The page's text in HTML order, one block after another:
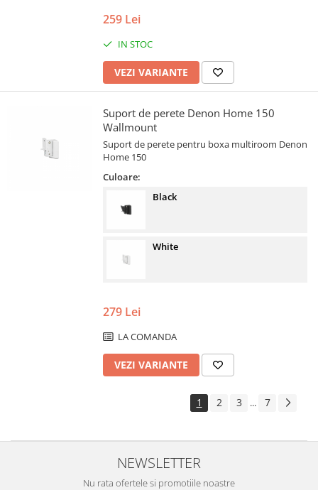
259 Lei
IN STOC
VEZI VARIANTE
Suport de perete Denon Home 150
Wallmount
Suport de perete pentru boxa multiroom Denon
Home 150
Culoare:
Black
White
279 Lei
LA COMANDA
VEZI VARIANTE
1 2 3 ... 7
NEWSLETTER
Nu rata ofertele si promotiile noastre